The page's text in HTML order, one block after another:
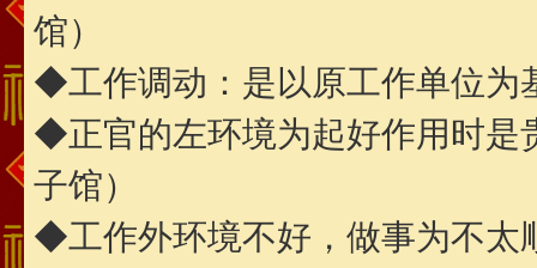
馆）
◆工作调动：是以原工作单位为
◆正官的左环境为起好作用时是
子馆）
◆工作外环境不好，做事为不太